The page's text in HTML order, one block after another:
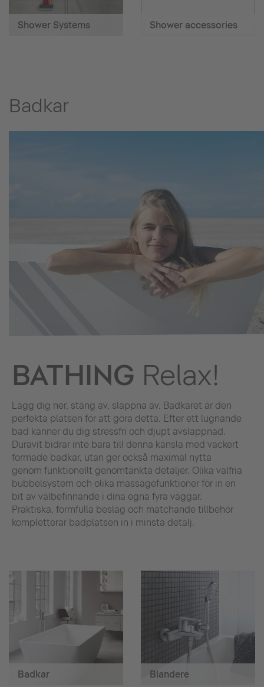
Shower Systems Shower accessories
Badkar
BATHING Relax!
Lägg dig ner, stäng av, slappna av. Badkaret är den
perfekta platsen för att göra detta. Efter ett lugnande
bad känner du dig stressfri och djupt avslappnad.
Duravit bidrar inte bara till denna känsla med vackert
formade badkar, utan ger också maximal nytta
genom funktionellt genomtänkta detaljer. Olika valfria
bubbelsystem och olika massagefunktioner för in en
bit av välbefinnande i dina egna fyra väggar.
Praktiska, formfulla beslag och matchande tillbehör
kompletterar badplatsen in i minsta detalj.
Badkar Blandere